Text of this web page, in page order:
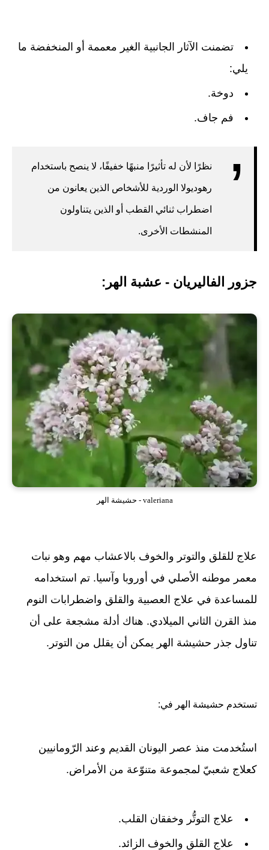
تضمنت الآثار الجانبية الغير معممة أو المنخفضة ما
يلي:
دوخة.
فم جاف.
نظرًا لأن له تأثيرًا منبهًا خفيفًا، لا ينصح باستخدام
رهوديولا الوردية للأشخاص الذين يعانون من
اضطراب ثنائي القطب أو الذين يتناولون
المنشطات الأخرى.
جزور الفاليريان - عشبة الهر:
valeriana - حشيشة الهر
علاج للقلق والتوتر والخوف بالاعشاب مهم وهو نبات
معمر موطنه الأصلي في أوروبا وآسيا. تم استخدامه
للمساعدة في علاج العصبية والقلق واضطرابات النوم
منذ القرن الثاني الميلادي. هناك أدلة مشجعة على أن
تناول جذر حشيشة الهر يمكن أن يقلل من التوتر.
تستخدم حشيشة الهر في:
استُخدمت منذ عصر اليونان القديم وعند الرّومانيين
كعلاج شعبيّ لمجموعة متنوّعة من الأمراض.
علاج التوتُّر وخفقان القلب.
علاج القلق والخوف الزائد.